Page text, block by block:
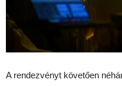
A rendezvényt követően